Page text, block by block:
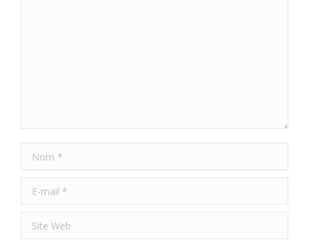
Nom *
E-mail *
Site Web